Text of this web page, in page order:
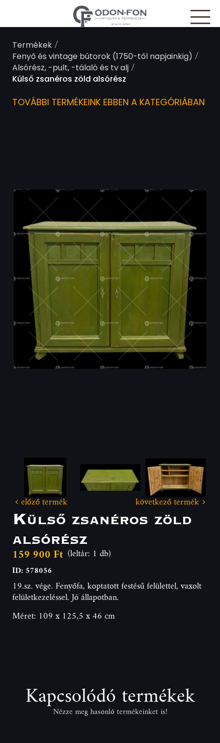
Termékek/
Fenyő és vintage bútorok (1750-től napjainkig) /
Alsórész, -pult, -tálaló és tv alj/
Külső zsanéros zöld alsórész
TOVÁBBI TERMÉKEINK EBBEN A KATEGÓRIÁBAN
előző termék következő termék
Külső zsanéros zöld
alsórész
159 900 Ft (leltár: 1 db)
ID: 578056
19.sz. vége. Fenyőfa, koptatott festésű felülettel, vaxolt
felületkezeléssel. Jó állapotban.
Méret: 109 x 125,5 x 46 cm
Kapcsolódó termékek
Nézze meg hasonló termékeinket is!